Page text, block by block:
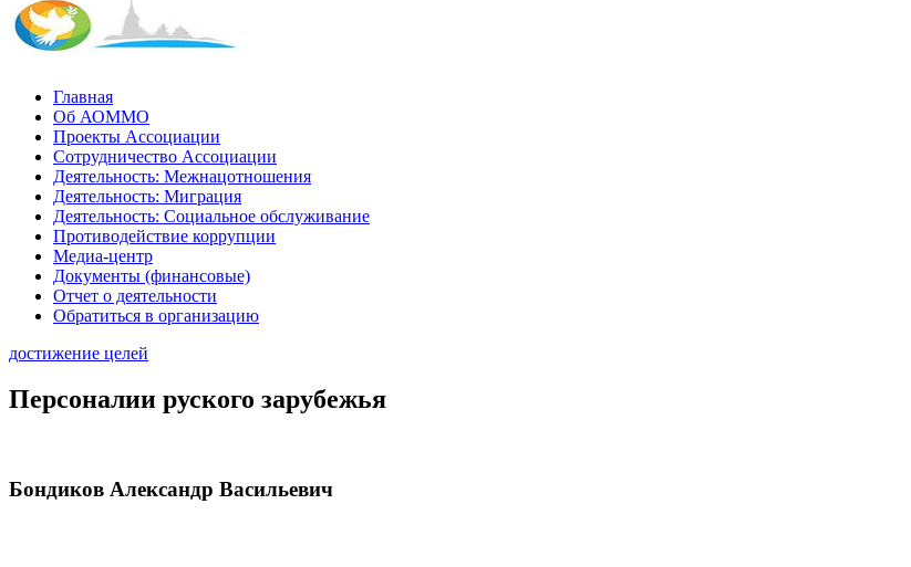
Главная
Об АОММО
Проекты Ассоциации
Сотрудничество Ассоциации
Деятельность: Межнацотношения
Деятельность: Миграция
Деятельность: Социальное обслуживание
Противодействие коррупции
Медиа-центр
Документы (финансовые)
Отчет о деятельности
Обратиться в организацию
достижение целей
Персоналии руского зарубежья
Бондиков Александр Васильевич